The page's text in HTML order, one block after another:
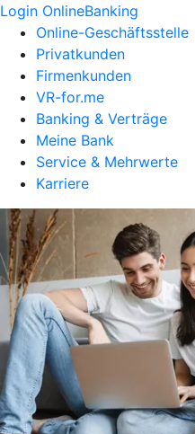
Login OnlineBanking
Online-Geschäftsstelle
Privatkunden
Firmenkunden
VR-for.me
Banking & Verträge
Meine Bank
Service & Mehrwerte
Karriere